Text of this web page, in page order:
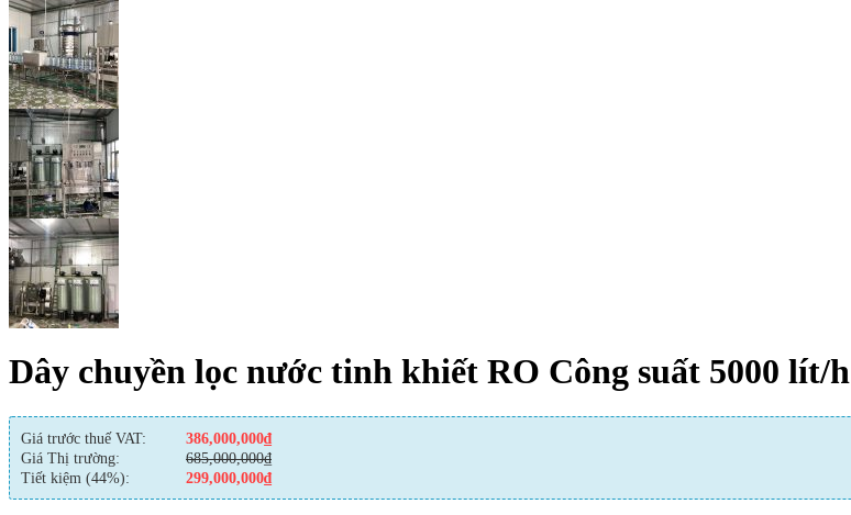
Dây chuyền lọc nước tinh khiết RO Công suất 5000 lít/h
Giá trước thuế VAT: 386,000,000₫
Giá Thị trường:
685,000,000₫
Tiết kiệm (44%):
299,000,000₫